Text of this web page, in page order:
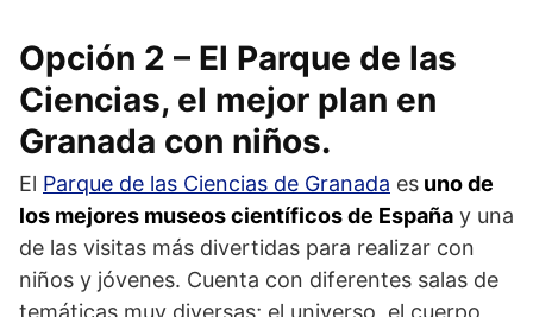
Opción 2 – El Parque de las
Ciencias, el mejor plan en
Granada con niños.
El Parque de las Ciencias de Granada es uno de
los mejores museos científicos de España y una
de las visitas más divertidas para realizar con
niños y jóvenes. Cuenta con diferentes salas de
temáticas muy diversas; el universo, el cuerpo